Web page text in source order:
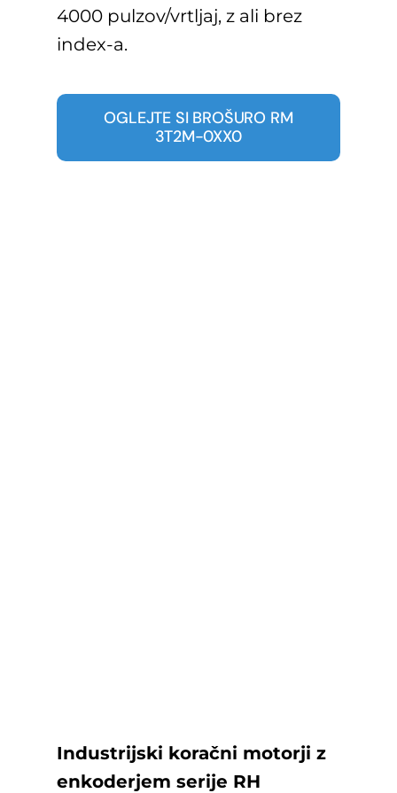
4000 pulzov/vrtljaj, z ali brez
index-a.
OGLEJTE SI BROŠURO RM
3T2M-0XX0
Industrijski koračni motorji z
enkoderjem serije RH